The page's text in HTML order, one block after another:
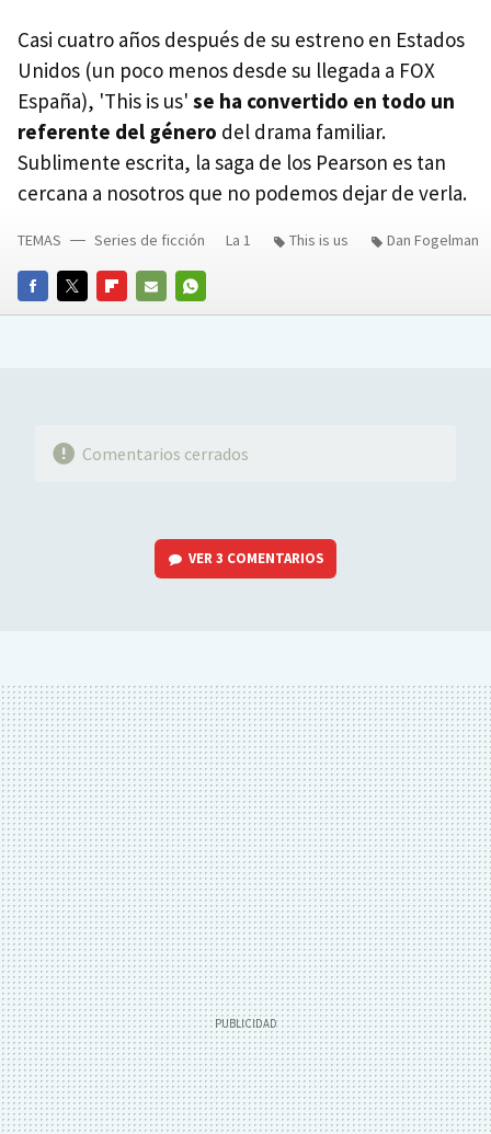
Casi cuatro años después de su estreno en Estados
Unidos (un poco menos desde su llegada a FOX
España), 'This is us' se ha convertido en todo un
referente del género del drama familiar.
Sublimente escrita, la saga de los Pearson es tan
cercana a nosotros que no podemos dejar de verla.
FACEBOOKTWITTERFLIPBOARD
E-
WHATSAPP
TEMAS Series de ficción La 1 This is us Dan Fogelman
Comentarios cerrados
VER3 COMENTARIOS